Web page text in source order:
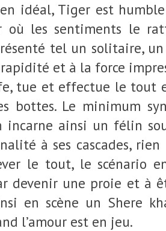
idéal, Tiger est
où les sentiments le
tel un solitaire,
et à la force
tue et effectue le tout
bottes. Le minimum
incarne ainsi un félin
à ses cascades, rien
le tout, le scénario
devenir une proie et à
en scène un Shere
l’amour est en jeu.